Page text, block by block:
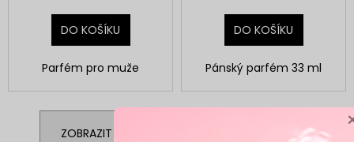
DO KOŠÍKU
Parfém pro muže
DO KOŠÍKU
Pánský parfém 33 ml
ZOBRAZIT VŠECHNY SOUVISEJÍCÍ PRODUKTY